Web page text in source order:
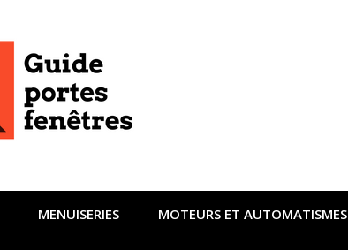
MENUISERIES MOTEURS ET AUTOMATISMES